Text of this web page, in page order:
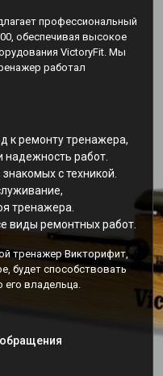
профессиональный
обеспечивая высокое
VictoryFit. Мы
работал
к ремонту тренажера,
работ.
с техникой.
тренажера.
виды ремонтных работ.
тренажер Викторифит,
будет способствовать
владельца.